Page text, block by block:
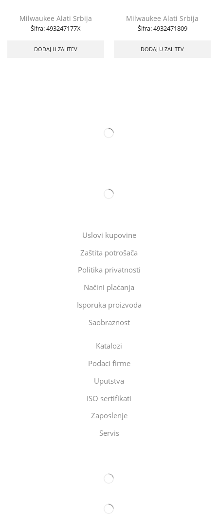
Milwaukee Alati Srbija
Šifra:493247177X
DODAJ U ZAHTEV
Milwaukee Alati Srbija
Šifra:4932471809
DODAJ U ZAHTEV
Uslovi kupovine
Zaštita potrošača
Politika privatnosti
Načini plaćanja
Isporuka proizvoda
Saobraznost
Katalozi
Podaci firme
Uputstva
ISO sertifikati
Zaposlenje
Servis